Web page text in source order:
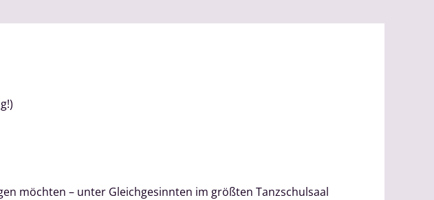
möchten – unter Gleichgesinnten im größten Tanzschulsaal